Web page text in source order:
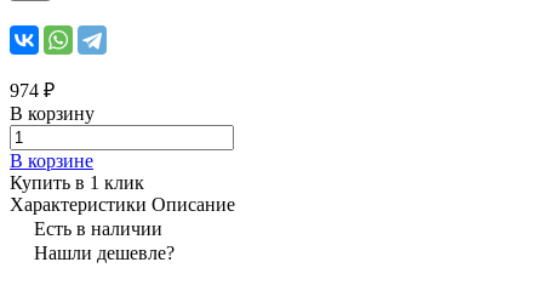
974 ₽
В корзину
В корзине
Купить в 1 клик
Характеристики Описание
Есть в наличии
Нашли дешевле?